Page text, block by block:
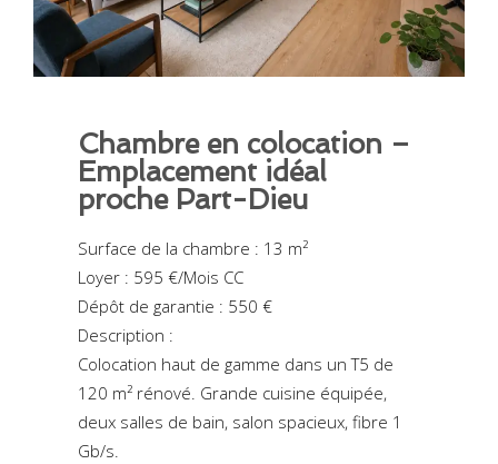
Chambre en colocation –
Emplacement idéal
proche Part-Dieu
Surface de la chambre : 13 m²
Loyer : 595 €/Mois CC
Dépôt de garantie : 550 €
Description :
Colocation haut de gamme dans un T5 de
120 m² rénové. Grande cuisine équipée,
deux salles de bain, salon spacieux, fibre 1
Gb/s.